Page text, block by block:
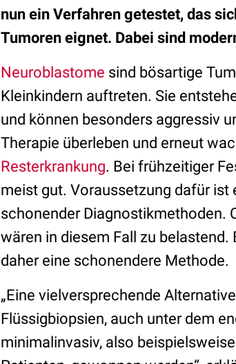
nun ein Verfahren getestet, das
Tumoren eignet. Dabei sind
Neuroblastome sind bösartige
Kleinkindern auftreten. Sie
und können besonders aggressiv
Therapie überleben und erneut
Resterkrankung. Bei frühzeitiger
meist gut. Voraussetzung dafür
schonender Diagnostikmethoden.
wären in diesem Fall zu
daher eine schonendere Methode.
„Eine vielversprechende
Flüssigbiopsien, auch unter dem
minimalinvasiv, also